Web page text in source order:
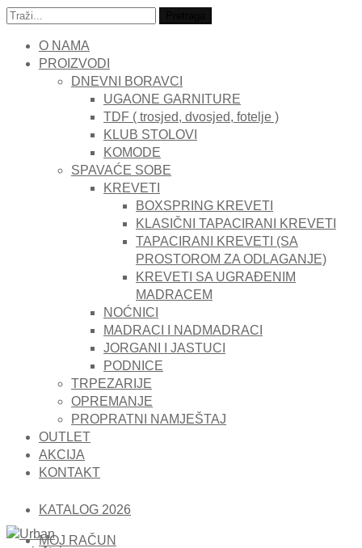
Traži:
O NAMA
PROIZVODI
DNEVNI BORAVCI
UGAONE GARNITURE
TDF ( trosjed, dvosjed, fotelje )
KLUB STOLOVI
KOMODE
SPAVAĆE SOBE
KREVETI
BOXSPRING KREVETI
KLASIČNI TAPACIRANI KREVETI
TAPACIRANI KREVETI (SA
PROSTOROM ZA ODLAGANJE)
KREVETI SA UGRAĐENIM
MADRACEM
NOĆNICI
MADRACI I NADMADRACI
JORGANI I JASTUCI
PODNICE
TRPEZARIJE
OPREMANJE
PROPRATNI NAMJEŠTAJ
OUTLET
AKCIJA
KONTAKT
KATALOG 2026
MOJ RAČUN